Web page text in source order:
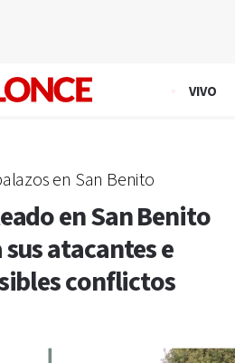
VIVO
en San Benito
en San Benito
atacantes e
conflictos